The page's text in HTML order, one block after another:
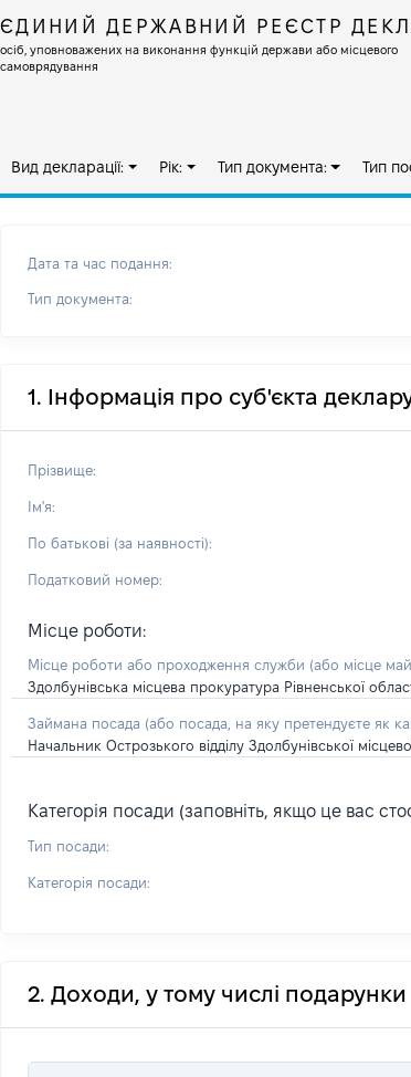
ЄДИНИЙ ДЕРЖАВНИЙ РЕЄСТР
осіб, уповноважених на виконання функцій держави або місцевого
самоврядування
Вид декларації: Рік: Тип документа: Тип
Дата та час подання:
Тип документа:
1. Інформація про суб'єкта
Прізвище:
Ім'я:
По батькові (за наявності):
Податковий номер:
Місце роботи:
Місце роботи або проходження служби (або місце
Здолбунівська місцева прокуратура Рівненської
Займана посада (або посада, на яку претендуєте як
Начальник Острозького відділу Здолбунівської
Категорія посади (заповніть, якщо це вас
Тип посади:
Категорія посади:
2. Доходи, у тому числі подарунки